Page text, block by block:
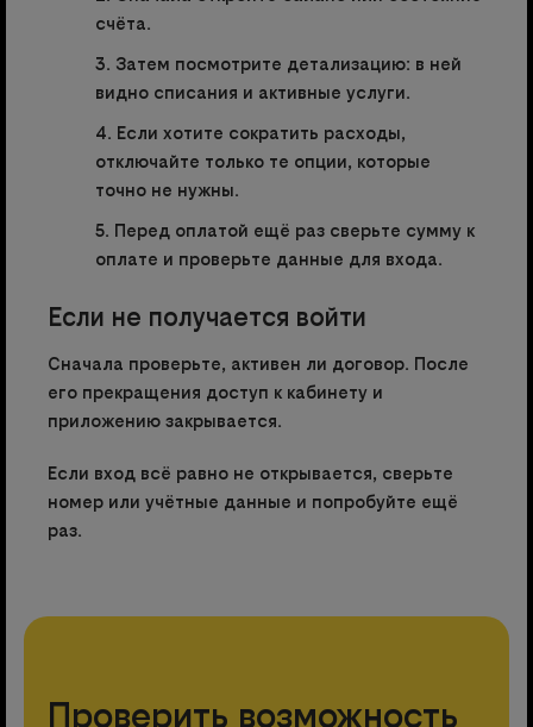
счёта.
Затем посмотрите детализацию: в ней
видно списания и активные услуги.
Если хотите сократить расходы,
отключайте только те опции, которые
точно не нужны.
Перед оплатой ещё раз сверьте сумму к
оплате и проверьте данные для входа.
Если не получается войти
Сначала проверьте, активен ли договор. После
его прекращения доступ к кабинету и
приложению закрывается.
Если вход всё равно не открывается, сверьте
номер или учётные данные и попробуйте ещё
раз.
Проверить возможность